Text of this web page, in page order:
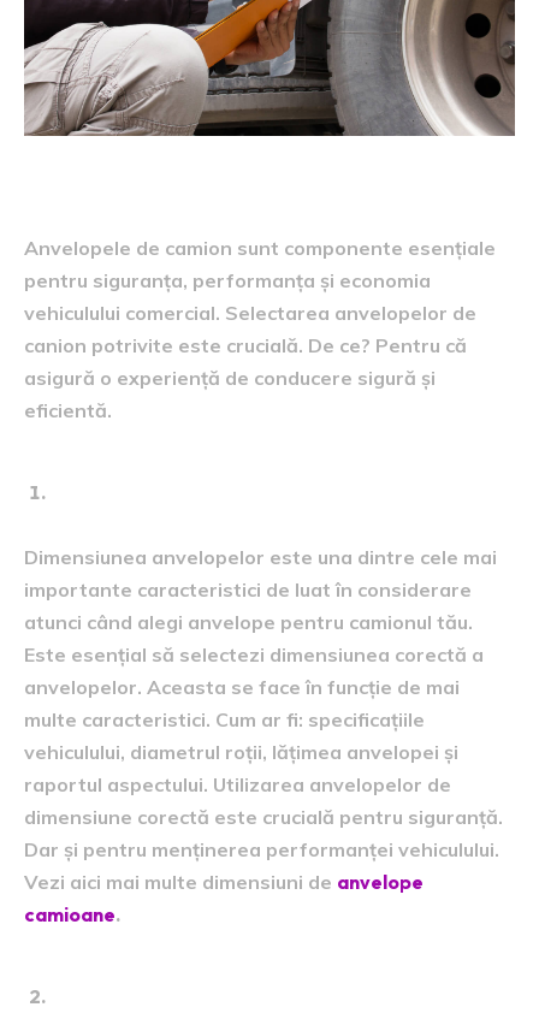
Anvelopele de camion sunt componente esențiale
pentru siguranța, performanța și economia
vehiculului comercial. Selectarea anvelopelor de
canion potrivite este crucială. De ce? Pentru că
asigură o experiență de conducere sigură și
eficientă.
Dimensiunea anvelopelor este una dintre cele mai
importante caracteristici de luat în considerare
atunci când alegi anvelope pentru camionul tău.
Este esențial să selectezi dimensiunea corectă a
anvelopelor. Aceasta se face în funcție de mai
multe caracteristici. Cum ar fi: specificațiile
vehiculului, diametrul roții, lățimea anvelopei și
raportul aspectului. Utilizarea anvelopelor de
dimensiune corectă este crucială pentru siguranță.
Dar și pentru menținerea performanței vehiculului.
Vezi aici mai multe dimensiuni de anvelope
camioane.